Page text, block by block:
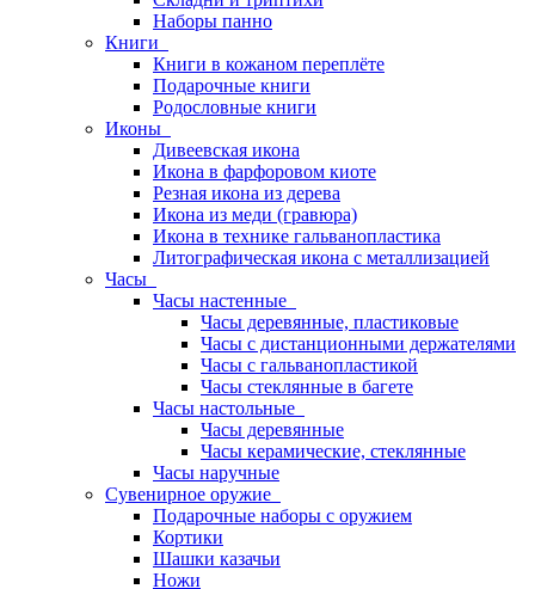
Наборы панно
Книги
Книги в кожаном переплёте
Подарочные книги
Родословные книги
Иконы
Дивеевская икона
Икона в фарфоровом киоте
Резная икона из дерева
Икона из меди (гравюра)
Икона в технике гальванопластика
Литографическая икона с металлизацией
Часы
Часы настенные
Часы деревянные, пластиковые
Часы с дистанционными держателями
Часы с гальванопластикой
Часы стеклянные в багете
Часы настольные
Часы деревянные
Часы керамические, стеклянные
Часы наручные
Сувенирное оружие
Подарочные наборы с оружием
Кортики
Шашки казачьи
Ножи